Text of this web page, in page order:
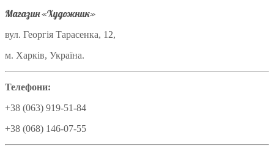
Магазин «Художник»
вул. Георгія Тарасенка, 12,
м. Харків, Україна.
Телефони:
+38 (063) 919-51-84
+38 (068) 146-07-55